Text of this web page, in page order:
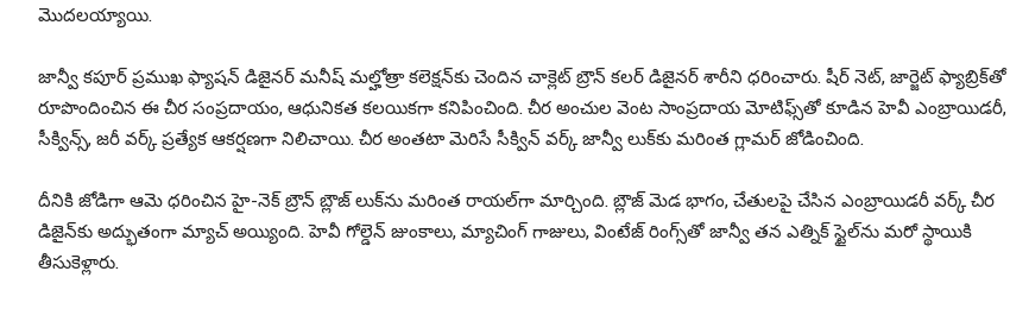
మొదలయ్యాయి.
జాన్వీ కపూర్ ప్రముఖ ఫ్యాషన్ డిజైనర్ మనీష్ మల్హోత్రా కలెక్షన్‌కు చెందిన చాక్లెట్ బ్రౌన్ కలర్ డిజైనర్ శారీని ధరించారు. షీర్ నెట్, జార్జెట్ ఫ్యాబ్రిక్‌తో
రూపొందించిన ఈ చీర సంప్రదాయం, ఆధునికత కలయికగా కనిపించింది. చీర అంచుల వెంట సాంప్రదాయ మోటిఫ్స్‌తో కూడిన హెవీ ఎంబ్రాయిడరీ,
సీక్విన్స్, జరీ వర్క్ ప్రత్యేక ఆకర్షణగా నిలిచాయి. చీర అంతటా మెరిసే సీక్విన్ వర్క్ జాన్వీ లుక్‌కు మరింత గ్లామర్ జోడించింది.
దీనికి జోడిగా ఆమె ధరించిన హై-నెక్ బ్రౌన్ బ్లౌజ్ లుక్‌ను మరింత రాయల్‌గా మార్చింది. బ్లౌజ్ మెడ భాగం, చేతులపై చేసిన ఎంబ్రాయిడరీ వర్క్ చీర
డిజైన్‌కు అద్భుతంగా మ్యాచ్ అయ్యింది. హెవీ గోల్డెన్ జుంకాలు, మ్యాచింగ్ గాజులు, వింటేజ్ రింగ్స్‌తో జాన్వీ తన ఎత్నిక్ స్టైల్‌ను మరో స్థాయికి
తీసుకెళ్లారు.